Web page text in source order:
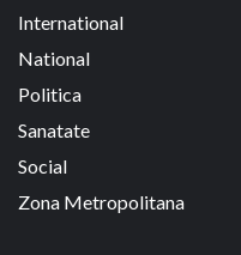
International
National
Politica
Sanatate
Social
Zona Metropolitana